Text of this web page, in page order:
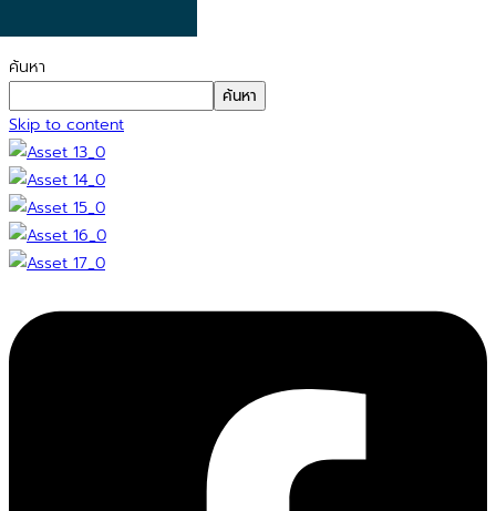
ค้นหา
ค้นหา
Skip to content